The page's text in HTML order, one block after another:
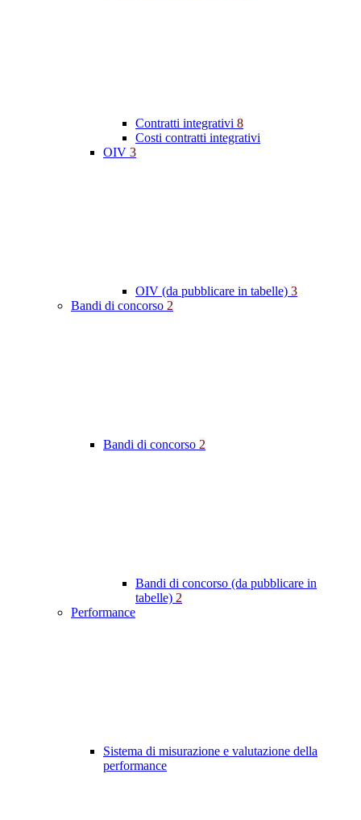
Contratti integrativi 8
Costi contratti integrativi
OIV 3
OIV (da pubblicare in tabelle) 3
Bandi di concorso 2
Bandi di concorso 2
Bandi di concorso (da pubblicare in
tabelle) 2
Performance
Sistema di misurazione e valutazione della
performance